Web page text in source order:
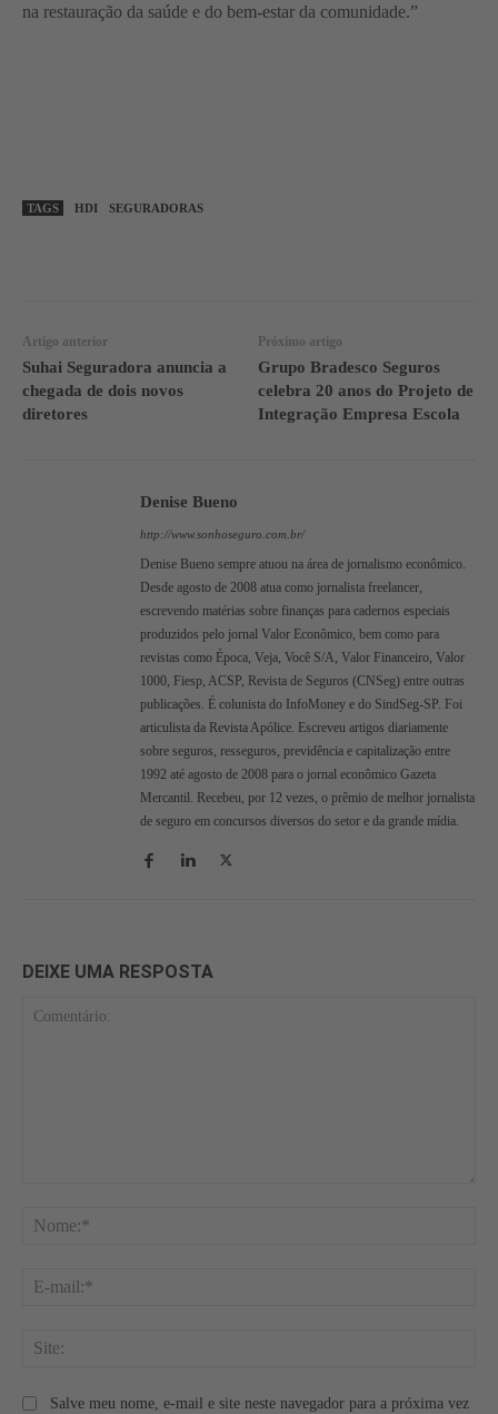
na restauração da saúde e do bem-estar da comunidade.”
TAGS HDI SEGURADORAS
Artigo anterior
Suhai Seguradora anuncia a
chegada de dois novos
diretores
Próximo artigo
Grupo Bradesco Seguros
celebra 20 anos do Projeto de
Integração Empresa Escola
Denise Bueno
http://www.sonhoseguro.com.br/
Denise Bueno sempre atuou na área de jornalismo econômico.
Desde agosto de 2008 atua como jornalista freelancer,
escrevendo matérias sobre finanças para cadernos especiais
produzidos pelo jornal Valor Econômico, bem como para
revistas como Época, Veja, Você S/A, Valor Financeiro, Valor
1000, Fiesp, ACSP, Revista de Seguros (CNSeg) entre outras
publicações. É colunista do InfoMoney e do SindSeg-SP. Foi
articulista da Revista Apólice. Escreveu artigos diariamente
sobre seguros, resseguros, previdência e capitalização entre
1992 até agosto de 2008 para o jornal econômico Gazeta
Mercantil. Recebeu, por 12 vezes, o prêmio de melhor jornalista
de seguro em concursos diversos do setor e da grande mídia.
DEIXE UMA RESPOSTA
Salve meu nome, e-mail e site neste navegador para a próxima vez